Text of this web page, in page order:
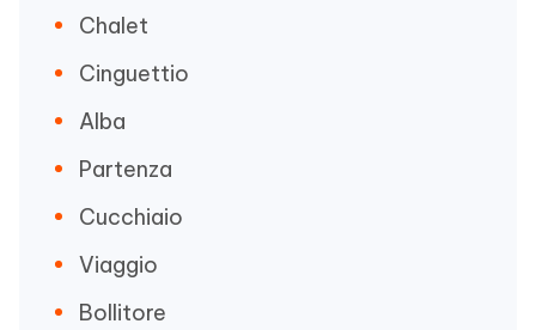
Chalet
Cinguettio
Alba
Partenza
Cucchiaio
Viaggio
Bollitore